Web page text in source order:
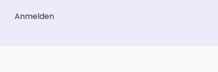
Anmelden